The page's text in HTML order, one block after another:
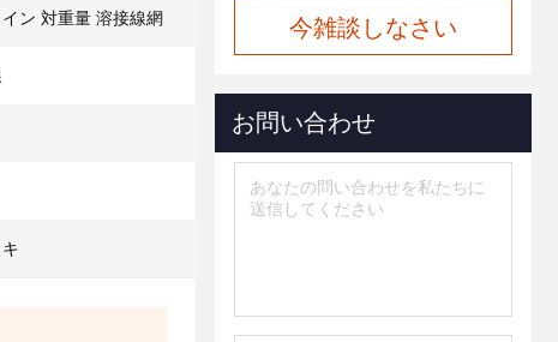
ン 対重量 溶接線網 今雑談しなさい
お問い合わせ